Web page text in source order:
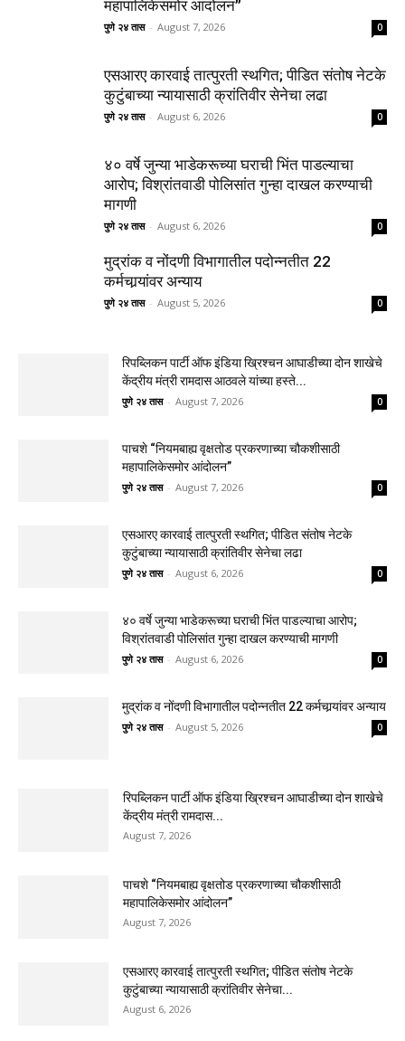
महापालिकेसमोर आंदोलन”
पुणे २४ तास - August 7, 2026 0
एसआरए कारवाई तात्पुरती स्थगित; पीडित संतोष नेटके
कुटुंबाच्या न्यायासाठी क्रांतिवीर सेनेचा लढा
पुणे २४ तास - August 6, 2026 0
४० वर्षे जुन्या भाडेकरूच्या घराची भिंत पाडल्याचा
आरोप; विश्रांतवाडी पोलिसांत गुन्हा दाखल करण्याची
मागणी
पुणे २४ तास - August 6, 2026 0
मुद्रांक व नोंदणी विभागातील पदोन्नतीत 22
कर्मचार्‍यांवर अन्याय
पुणे २४ तास - August 5, 2026 0
रिपब्लिकन पार्टी ऑफ इंडिया ख्रिश्चन आघाडीच्या दोन शाखेचे
केंद्रीय मंत्री रामदास आठवले यांच्या हस्ते...
पुणे २४ तास - August 7, 2026 0
पाचशे “नियमबाह्य वृक्षतोड प्रकरणाच्या चौकशीसाठी
महापालिकेसमोर आंदोलन”
पुणे २४ तास - August 7, 2026 0
एसआरए कारवाई तात्पुरती स्थगित; पीडित संतोष नेटके
कुटुंबाच्या न्यायासाठी क्रांतिवीर सेनेचा लढा
पुणे २४ तास - August 6, 2026 0
४० वर्षे जुन्या भाडेकरूच्या घराची भिंत पाडल्याचा आरोप;
विश्रांतवाडी पोलिसांत गुन्हा दाखल करण्याची मागणी
पुणे २४ तास - August 6, 2026 0
मुद्रांक व नोंदणी विभागातील पदोन्नतीत 22 कर्मचार्‍यांवर अन्याय
पुणे २४ तास - August 5, 2026 0
रिपब्लिकन पार्टी ऑफ इंडिया ख्रिश्चन आघाडीच्या दोन शाखेचे
केंद्रीय मंत्री रामदास...
August 7, 2026
पाचशे “नियमबाह्य वृक्षतोड प्रकरणाच्या चौकशीसाठी
महापालिकेसमोर आंदोलन”
August 7, 2026
एसआरए कारवाई तात्पुरती स्थगित; पीडित संतोष नेटके
कुटुंबाच्या न्यायासाठी क्रांतिवीर सेनेचा...
August 6, 2026